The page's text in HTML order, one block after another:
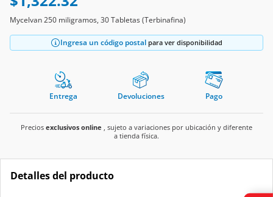
Mycelvan 250 miligramos, 30 Tabletas (Terbinafina)
Ingresa un código postal para ver disponibilidad
Entrega Devoluciones Pago
Precios exclusivos online , sujeto a variaciones por ubicación y diferente
a tienda física.
Detalles del producto